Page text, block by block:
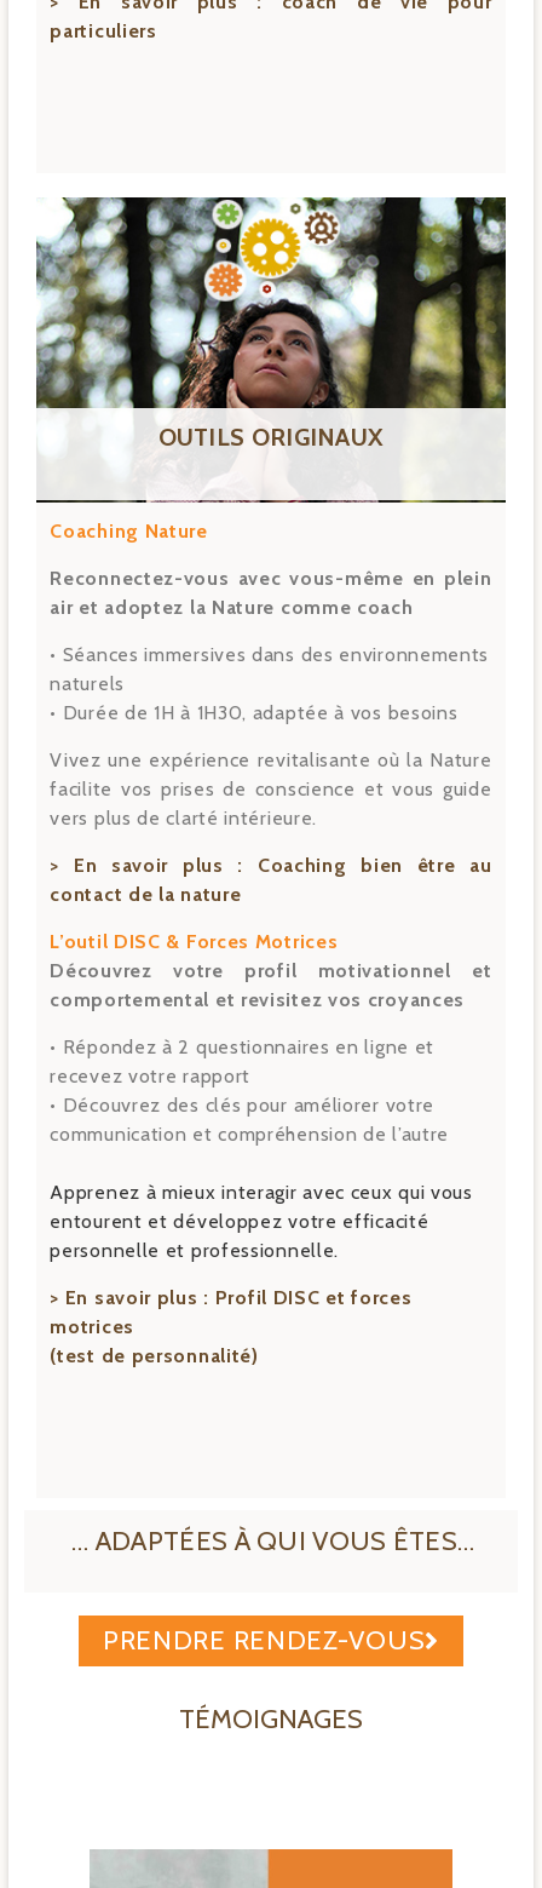
particuliers
OUTILS ORIGINAUX
Coaching Nature
Reconnectez-vous avec vous-même en plein
air et adoptez la Nature comme coach
• Séances immersives dans des environnements
naturels
• Durée de 1H à 1H30, adaptée à vos besoins
Vivez une expérience revitalisante où la Nature
facilite vos prises de conscience et vous guide
vers plus de clarté intérieure.
> En savoir plus : Coaching bien être au
contact de la nature
L’outil DISC & Forces Motrices
Découvrez votre profil motivationnel et
comportemental et revisitez vos croyances
• Répondez à 2 questionnaires en ligne et
recevez votre rapport
• Découvrez des clés pour améliorer votre
communication et compréhension de l’autre
Apprenez à mieux interagir avec ceux qui vous
entourent et développez votre efficacité
personnelle et professionnelle.
> En savoir plus : Profil DISC et forces
motrices
(test de personnalité)
… ADAPTÉES À QUI VOUS ÊTES…
PRENDRE RENDEZ-VOUS
TÉMOIGNAGES